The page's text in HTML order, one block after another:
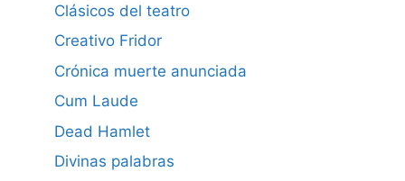
Clásicos del teatro
Creativo Fridor
Crónica muerte anunciada
Cum Laude
Dead Hamlet
Divinas palabras